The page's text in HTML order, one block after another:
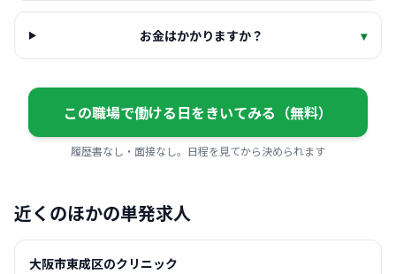
お金はかかりますか？ ▾
この職場で働ける日をきいてみる（無料）
履歴書なし・面接なし。日程を見てから決められます
近くのほかの単発求人
大阪市東成区のクリニック